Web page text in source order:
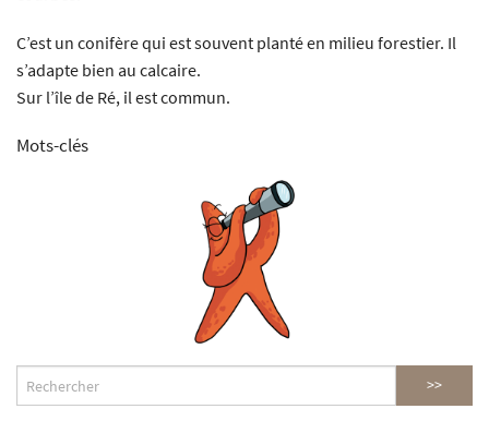
C’est un conifère qui est souvent planté en milieu forestier. Il
s’adapte bien au calcaire.
Sur l’île de Ré, il est commun.
Mots-clés